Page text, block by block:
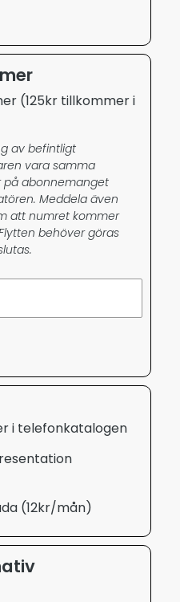
(125kr tillkommer i
av befintligt
vara samma
på abonnemanget
Meddela även
att numret kommer
behöver göras
i telefonkatalogen
(12kr/mån)